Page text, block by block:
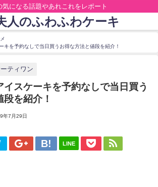
気になる話題やあれこれをレポート
人のふわふわケーキ
キを予約なしで当日買うお得な方法と値段を紹介！
ティワン
イスケーキを予約なしで当日買う
を紹介！
年7月29日
LINE